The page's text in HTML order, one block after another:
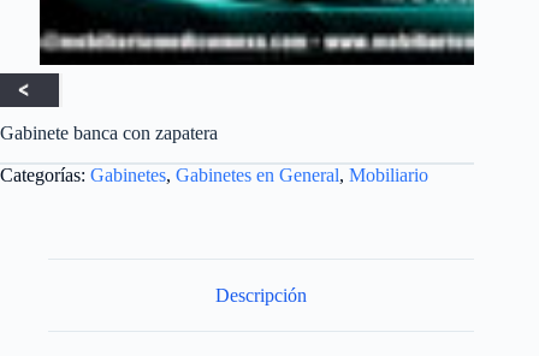
Gabinete banca con zapatera
Categorías: Gabinetes, Gabinetes en General, Mobiliario
Descripción